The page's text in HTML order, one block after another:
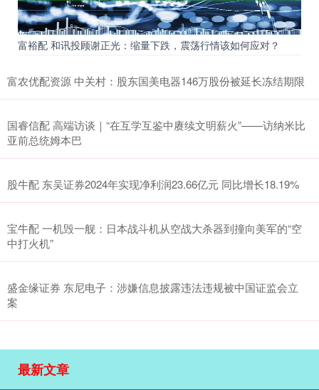
富裕配 和讯投顾谢正光：缩量下跌，震荡行情该如何应对？
富农优配资源 中关村：股东国美电器146万股份被延长冻结期限
国睿信配 高端访谈｜“在互学互鉴中赓续文明薪火”——访纳米比
亚前总统姆本巴
股牛配 东吴证券2024年实现净利润23.66亿元 同比增长18.19%
宝牛配 一机毁一舰：日本战斗机从空战大杀器到撞向美军的“空
中打火机”
盛金缘证券 东尼电子：涉嫌信息披露违法违规被中国证监会立
案
最新文章